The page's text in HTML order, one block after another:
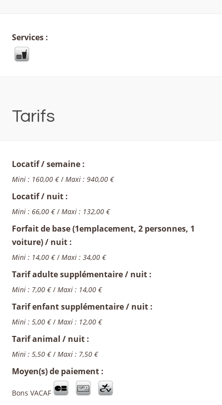
Services :
Tarifs
Locatif / semaine :
Mini : 160,00 €/ Maxi : 940,00 €
Locatif / nuit :
Mini : 66,00 €/ Maxi : 132,00 €
Forfait de base (1emplacement, 2 personnes, 1
voiture) / nuit :
Mini : 14,00 €/ Maxi : 34,00 €
Tarif adulte supplémentaire / nuit :
Mini : 7,00 €/ Maxi : 14,00 €
Tarif enfant supplémentaire / nuit :
Mini : 5,00 €/ Maxi : 12,00 €
Tarif animal / nuit :
Mini : 5,50 €/ Maxi : 7,50 €
Moyen(s) de paiement :
Bons VACAF